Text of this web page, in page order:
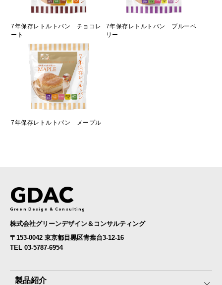
7年保存レトルトパン チョコレ
ート
7年保存レトルトパン ブルーベ
リー
7年保存レトルトパン メープル
GDAC
Green Design & Consulting
株式会社グリーンデザイン＆コンサルティング
〒153-0042 東京都目黒区青葉台3-12-16
TEL 03-5787-6954
製品紹介